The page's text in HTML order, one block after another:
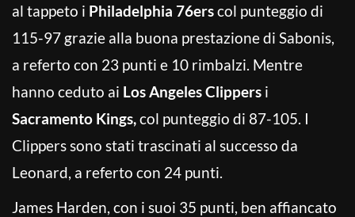
al tappeto i Philadelphia 76erscol punteggio di
115-97 grazie alla buona prestazione di Sabonis,
a referto con 23 punti e 10 rimbalzi. Mentre
hanno ceduto ai Los AngelesClippers i
Sacramento Kings,col punteggio di 87-105. I
Clippers sono stati trascinati al successo da
Leonard, a referto con 24 punti.
James Harden, con i suoi 35 punti, ben affiancato